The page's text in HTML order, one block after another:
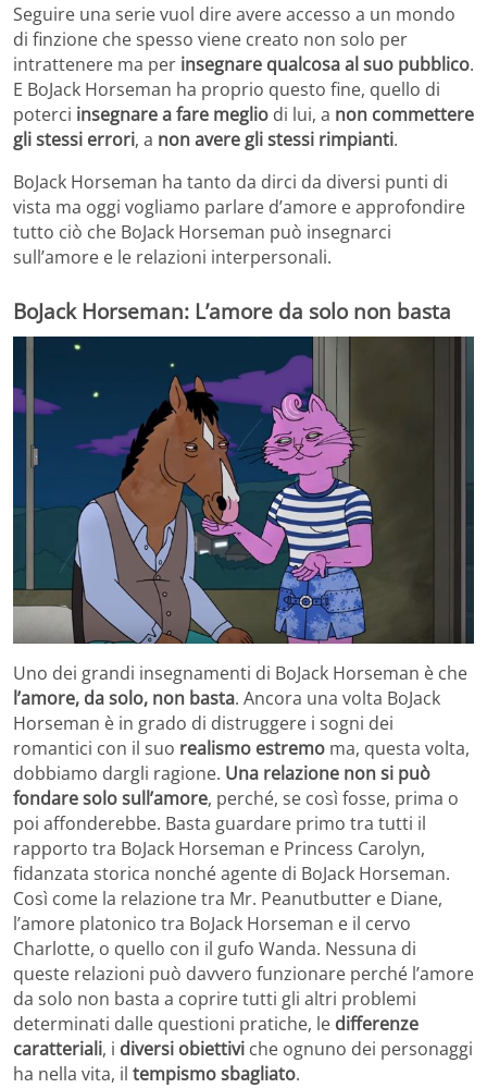
Seguire una serie vuol dire avere accesso a un mondo
di finzione che spesso viene creato non solo per
intrattenere ma per insegnare qualcosa al suo pubblico.
E BoJack Horseman ha proprio questo fine, quello di
poterci insegnare a fare meglio di lui, a non commettere
gli stessi errori, a non avere gli stessi rimpianti.
BoJack Horseman ha tanto da dirci da diversi punti di
vista ma oggi vogliamo parlare d’amore e approfondire
tutto ciò che BoJack Horseman può insegnarci
sull’amore e le relazioni interpersonali.
BoJack Horseman: L’amore da solo non basta
Uno dei grandi insegnamenti di BoJack Horseman è che
l’amore, da solo, non basta. Ancora una volta BoJack
Horseman è in grado di distruggere i sogni dei
romantici con il suo realismo estremo ma, questa volta,
dobbiamo dargli ragione. Una relazione non si può
fondare solo sull’amore, perché, se così fosse, prima o
poi affonderebbe. Basta guardare primo tra tutti il
rapporto tra BoJack Horseman e Princess Carolyn,
fidanzata storica nonché agente di BoJack Horseman.
Così come la relazione tra Mr. Peanutbutter e Diane,
l’amore platonico tra BoJack Horseman e il cervo
Charlotte, o quello con il gufo Wanda. Nessuna di
queste relazioni può davvero funzionare perché l’amore
da solo non basta a coprire tutti gli altri problemi
determinati dalle questioni pratiche, le differenze
caratteriali, i diversi obiettivi che ognuno dei personaggi
ha nella vita, il tempismo sbagliato.